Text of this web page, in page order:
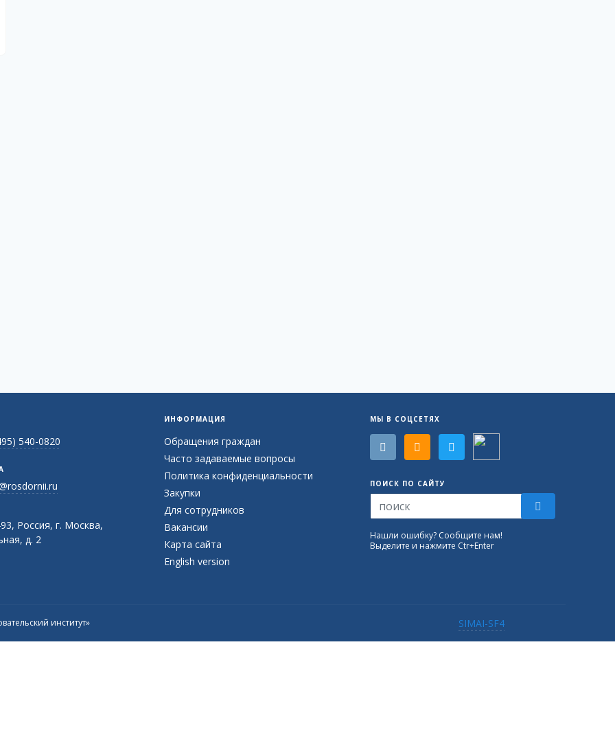
540-0820
Россия, г. Москва,
д. 2
ИНФОРМАЦИЯ
Обращения граждан
Часто задаваемые вопросы
Политика конфиденциальности
Закупки
Для сотрудников
Вакансии
Карта сайта
English version
МЫ В СОЦСЕТЯХ
ПОИСК ПО САЙТУ
Нашли ошибку? Сообщите нам!
Выделите и нажмите Ctr+Enter
институт» SIMAI-SF4